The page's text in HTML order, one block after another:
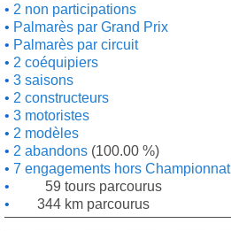
2 non participations
Palmarès par Grand Prix
Palmarès par circuit
2 coéquipiers
3 saisons
2 constructeurs
3 motoristes
2 modèles
2 abandons (100.00 %)
7 engagements hors Championnat
59 tours parcourus
344 km parcourus